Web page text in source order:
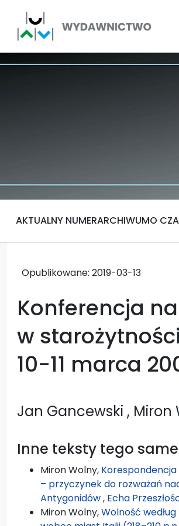
AKTUALNY NUMERARCHIWUMO
Opublikowane: 2019-03-13
Konferencja
w
10-11 marca
Jan Gancewski , Miron
Inne teksty tego
Miron Wolny,
– przyczynek do rozważań
Antygonidów, Echa
Miron Wolny,Wolność